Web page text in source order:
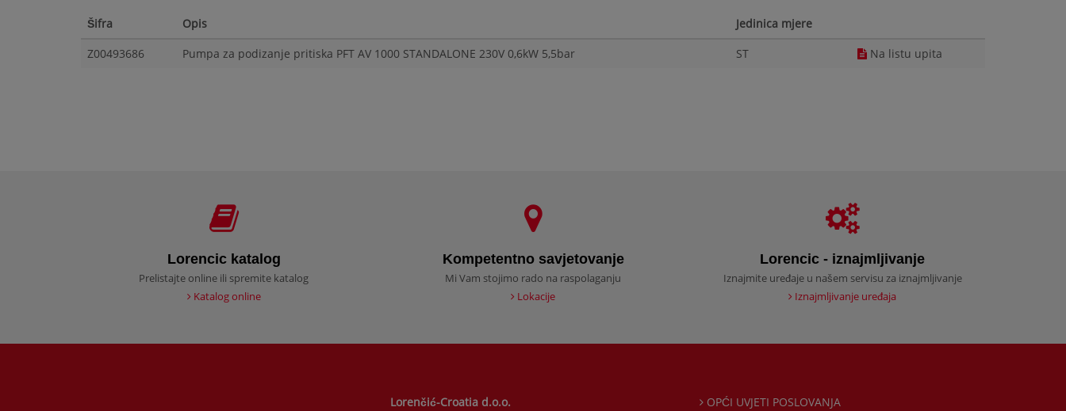
Šifra Opis
Jedinica mjere
Z00493686
Pumpa za podizanje pritiska PFT AV 1000 STANDALONE 230V 0,6kW 5,5bar ST Na listu upita
Lorencic katalog
Prelistajte online ili spremite katalog
Katalog online
Kompetentno savjetovanje
Mi Vam stojimo rado na raspolaganju
Lokacije
Lorencic - iznajmljivanje
Iznajmite uređaje u našem servisu za iznajmljivanje
Iznajmljivanje uređaja
Lorenčić-Croatia d.o.o. OPĆI UVJETI POSLOVANJA